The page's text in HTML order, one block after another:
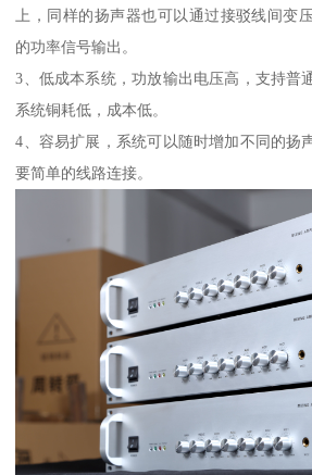
上，同样的扬声器也可以通过接驳线间变
的功率信号输出。
3、低成本系统，功放输出电压高，支持普
系统铜耗低，成本低。
4、容易扩展，系统可以随时增加不同的扬
要简单的线路连接。